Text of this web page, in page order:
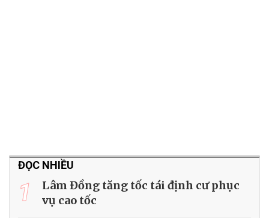
ĐỌC NHIỀU
1
Lâm Đồng tăng tốc tái định cư phục
vụ cao tốc